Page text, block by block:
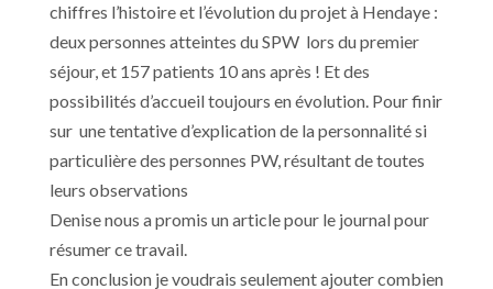
chiffres l’histoire et l’évolution du projet à Hendaye :
deux personnes atteintes du SPW lors du premier
séjour, et 157 patients 10 ans après ! Et des
possibilités d’accueil toujours en évolution. Pour finir
sur une tentative d’explication de la personnalité si
particulière des personnes PW, résultant de toutes
leurs observations
Denise nous a promis un article pour le journal pour
résumer ce travail.
En conclusion je voudrais seulement ajouter combien